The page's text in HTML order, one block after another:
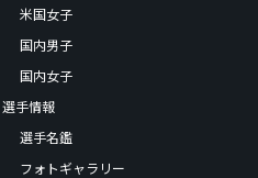
米国女子
国内男子
国内女子
選手情報
選手名鑑
フォトギャラリー